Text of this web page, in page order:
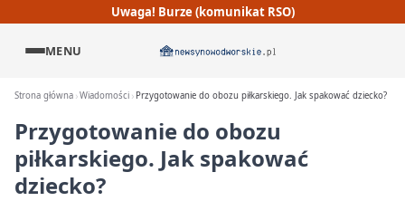
Uwaga! Burze (komunikat RSO)
MENU
Strona główna Wiadomości Przygotowanie do obozu piłkarskiego. Jak spakować dziecko?
Przygotowanie do obozu
piłkarskiego. Jak spakować
dziecko?